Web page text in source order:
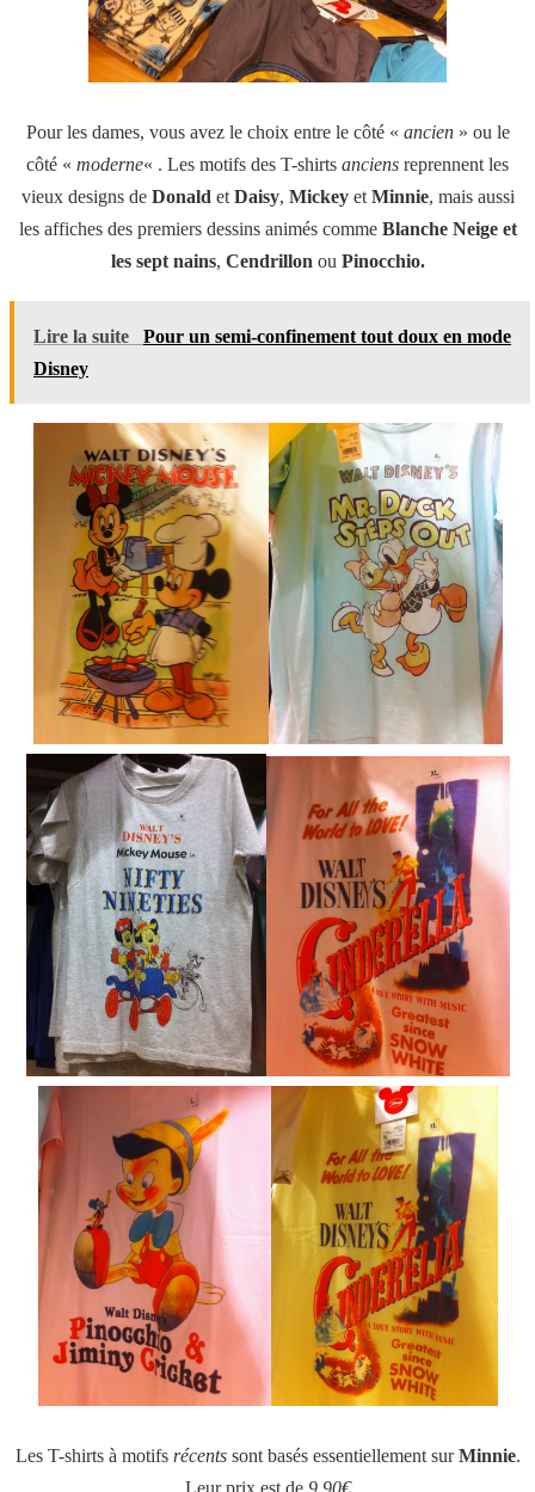
Pour les dames, vous avez le choix entre le côté « ancien» ou le
côté « moderne« . Les motifs des T-shirts anciens reprennent les
vieux designs de Donald et Daisy, Mickeyet Minnie, mais aussi
les affiches des premiers dessins animés comme Blanche Neige et
les sept nains, Cendrillon ou Pinocchio.
Lire la suite
Pour un semi-confinement tout doux en mode
Disney
Les T-shirts à motifs récentssont basés essentiellement surMinnie.
Leur prix est de 9,90€